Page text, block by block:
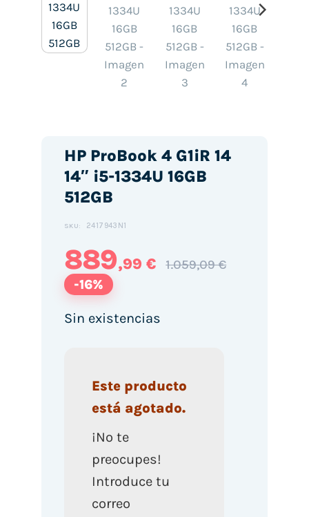
HP ProBook 4 G1iR 14
14″ i5-1334U 16GB
512GB
SKU: 2417943N1
889,99 € 1.059,09 €
-16%
Sin existencias
Este producto
está agotado.
¡No te
preocupes!
Introduce tu
correo